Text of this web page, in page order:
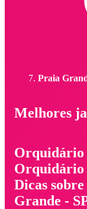
Praia
Melhores
Orquidário
Orquidário
Dicas
Grande -